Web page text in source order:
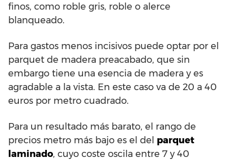
finos, como roble gris, roble o alerce
blanqueado.
Para gastos menos incisivos puede optar por el
parquet de madera preacabado, que sin
embargo tiene una esencia de madera y es
agradable a la vista. En este caso va de 20 a 40
euros por metro cuadrado.
Para un resultado más barato, el rango de
precios metro más bajo es el del parquet
laminado, cuyo coste oscila entre 7 y 40